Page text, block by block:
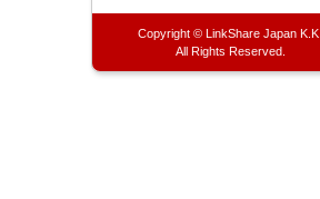
Copyright © LinkShare Japan K.K.
All Rights Reserved.